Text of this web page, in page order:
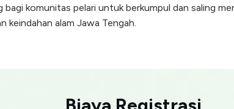
komunitas pelari untuk berkumpul dan saling
keindahan alam Jawa Tengah.